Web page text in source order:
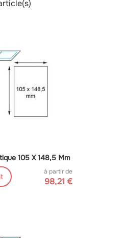
105 X 148,5 Mm
à partir de
98,21 €